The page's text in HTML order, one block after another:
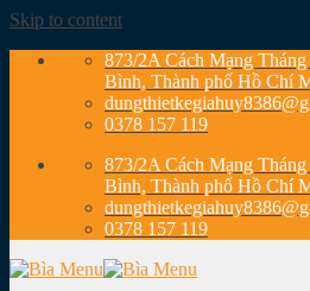
Skip to content
873/2A Cách Mạng
Bình, Thành phố Hồ Chí
0378 157 119
873/2A Cách Mạng
Bình, Thành phố Hồ Chí
0378 157 119